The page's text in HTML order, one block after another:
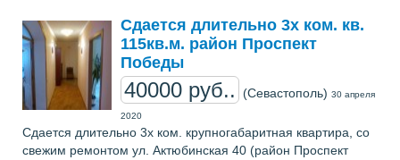
Сдается длительно 3х ком. кв.
115кв.м. район Проспект
Победы
40000 руб.. (Севастополь) 30 апреля
2020
Сдается длительно 3х ком. крупногабаритная квартира, со
свежим ремонтом ул. Актюбинская 40 (район Проспект